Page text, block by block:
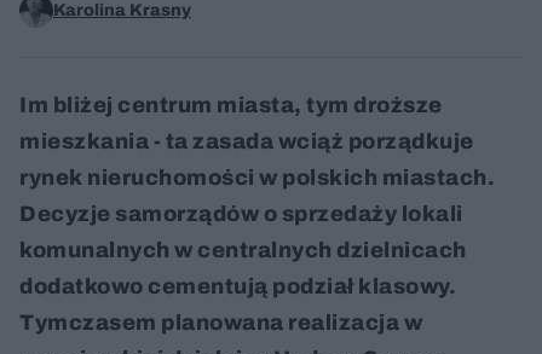
Karolina Krasny
Im bliżej centrum miasta, tym droższe
mieszkania - ta zasada wciąż porządkuje
rynek nieruchomości w polskich miastach.
Decyzje samorządów o sprzedaży lokali
komunalnych w centralnych dzielnicach
dodatkowo cementują podział klasowy.
Tymczasem planowana realizacja w